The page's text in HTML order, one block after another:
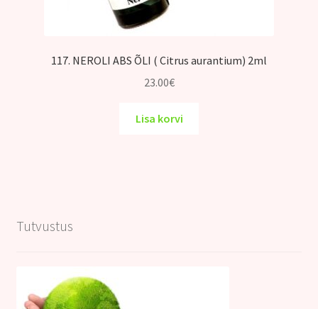
117. NEROLI ABS ÕLI ( Citrus aurantium) 2ml
23.00€
Lisa korvi
Tutvustus